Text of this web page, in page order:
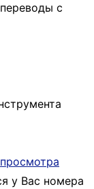
с
просмотра
у Вас номера